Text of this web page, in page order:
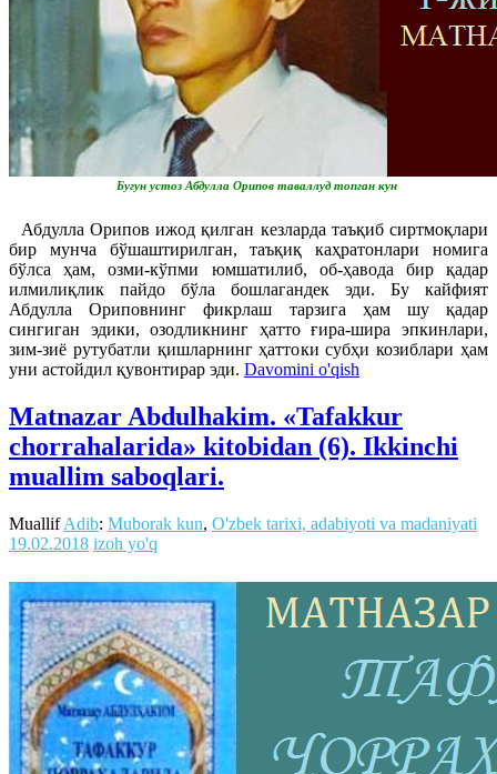
Бугун устоз Абдулла Орипов таваллуд топган кун
Абдулла Орипов ижод қилган кезларда таъқиб сиртмоқлари
бир мунча бўшаштирилган, таъқиқ каҳратонлари номига
бўлса ҳам, озми-кўпми юмшатилиб, об-ҳавода бир қадар
илмилиқлик пайдо бўла бошлагандек эди. Бу кайфият
Абдулла Ориповнинг фикрлаш тарзига ҳам шу қадар
сингиган эдики, озодликнинг ҳатто ғира-шира эпкинлари,
зим-зиё рутубатли қишларнинг ҳаттоки субҳи козиблари ҳам
уни астойдил қувонтирар эди. Davomini o'qish
Matnazar Abdulhakim. «Tafakkur
chorrahalarida» kitobidan (6). Ikkinchi
muallim saboqlari.
MuallifAdib: Muborak kun, O'zbek tarixi, adabiyoti va madaniyati
19.02.2018 izoh yo'q